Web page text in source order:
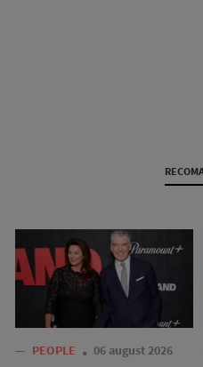
— PEOPLE 06 august 2026